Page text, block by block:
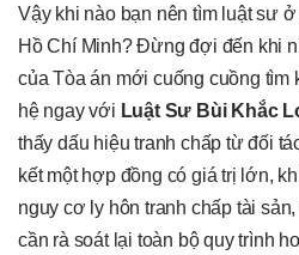
Vậy khi nào bạn nên tìm luật sư
Hồ Chí Minh? Đừng đợi đến khi
của Tòa án mới cuống cuồng tìm
hệ ngay với Luật Sư Bùi Khắc
thấy dấu hiệu tranh chấp từ đối
kết một hợp đồng có giá trị lớn,
nguy cơ ly hôn tranh chấp tài
cần rà soát lại toàn bộ quy trình